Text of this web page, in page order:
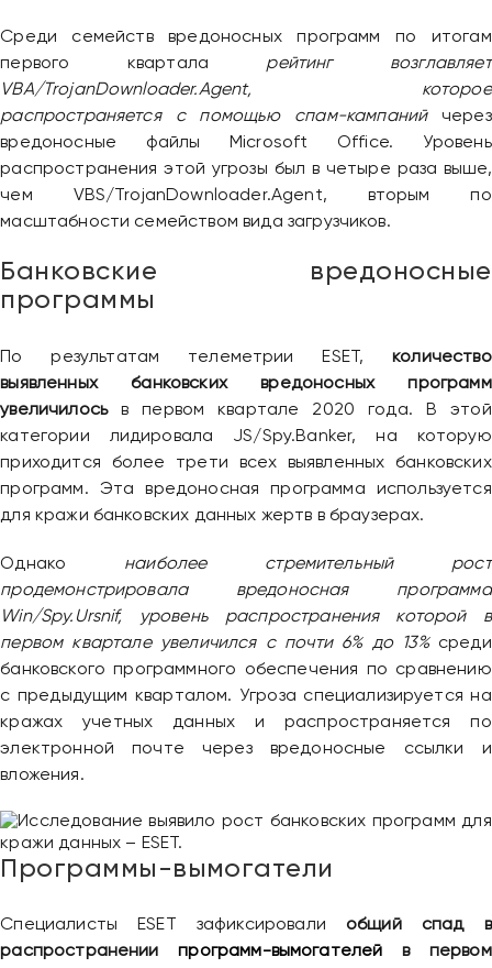
Среди семейств вредоносных программ по итогам
первого квартала рейтинг возглавляет
VBA/TrojanDownloader.Agent, которое
распространяется с помощью спам-кампанийчерез
вредоносные файлы Microsoft Office. Уровень
распространения этой угрозы был в четыре раза выше,
чем VBS/TrojanDownloader.Agent, вторым по
масштабности семейством вида загрузчиков.
Банковские вредоносные
программы
По результатам телеметрии ESET,количество
выявленных банковских вредоносных программ
увеличилосьв первом квартале 2020 года. В этой
категории лидировала JS/Spy.Banker, на которую
приходится более трети всех выявленных банковских
программ. Эта вредоносная программа используется
для кражи банковских данных жертв в браузерах.
Однако наиболее стремительный рост
продемонстрировала вредоносная программа
Win/Spy.Ursnif, уровень распространения которой в
первом квартале увеличился с почти 6% до 13%среди
банковского программного обеспечения по сравнению
с предыдущим кварталом. Угроза специализируется на
кражах учетных данных и распространяется по
электронной почте через вредоносные ссылки и
вложения.
Программы-вымогатели
Специалисты ESET зафиксировали общий спад в
распространениипрограмм-вымогателей в первом